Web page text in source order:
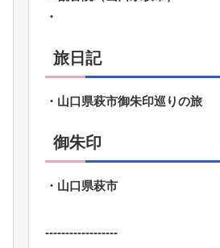
・
旅日記
・山口県萩市御朱印巡りの旅
御朱印
・山口県萩市
------------------